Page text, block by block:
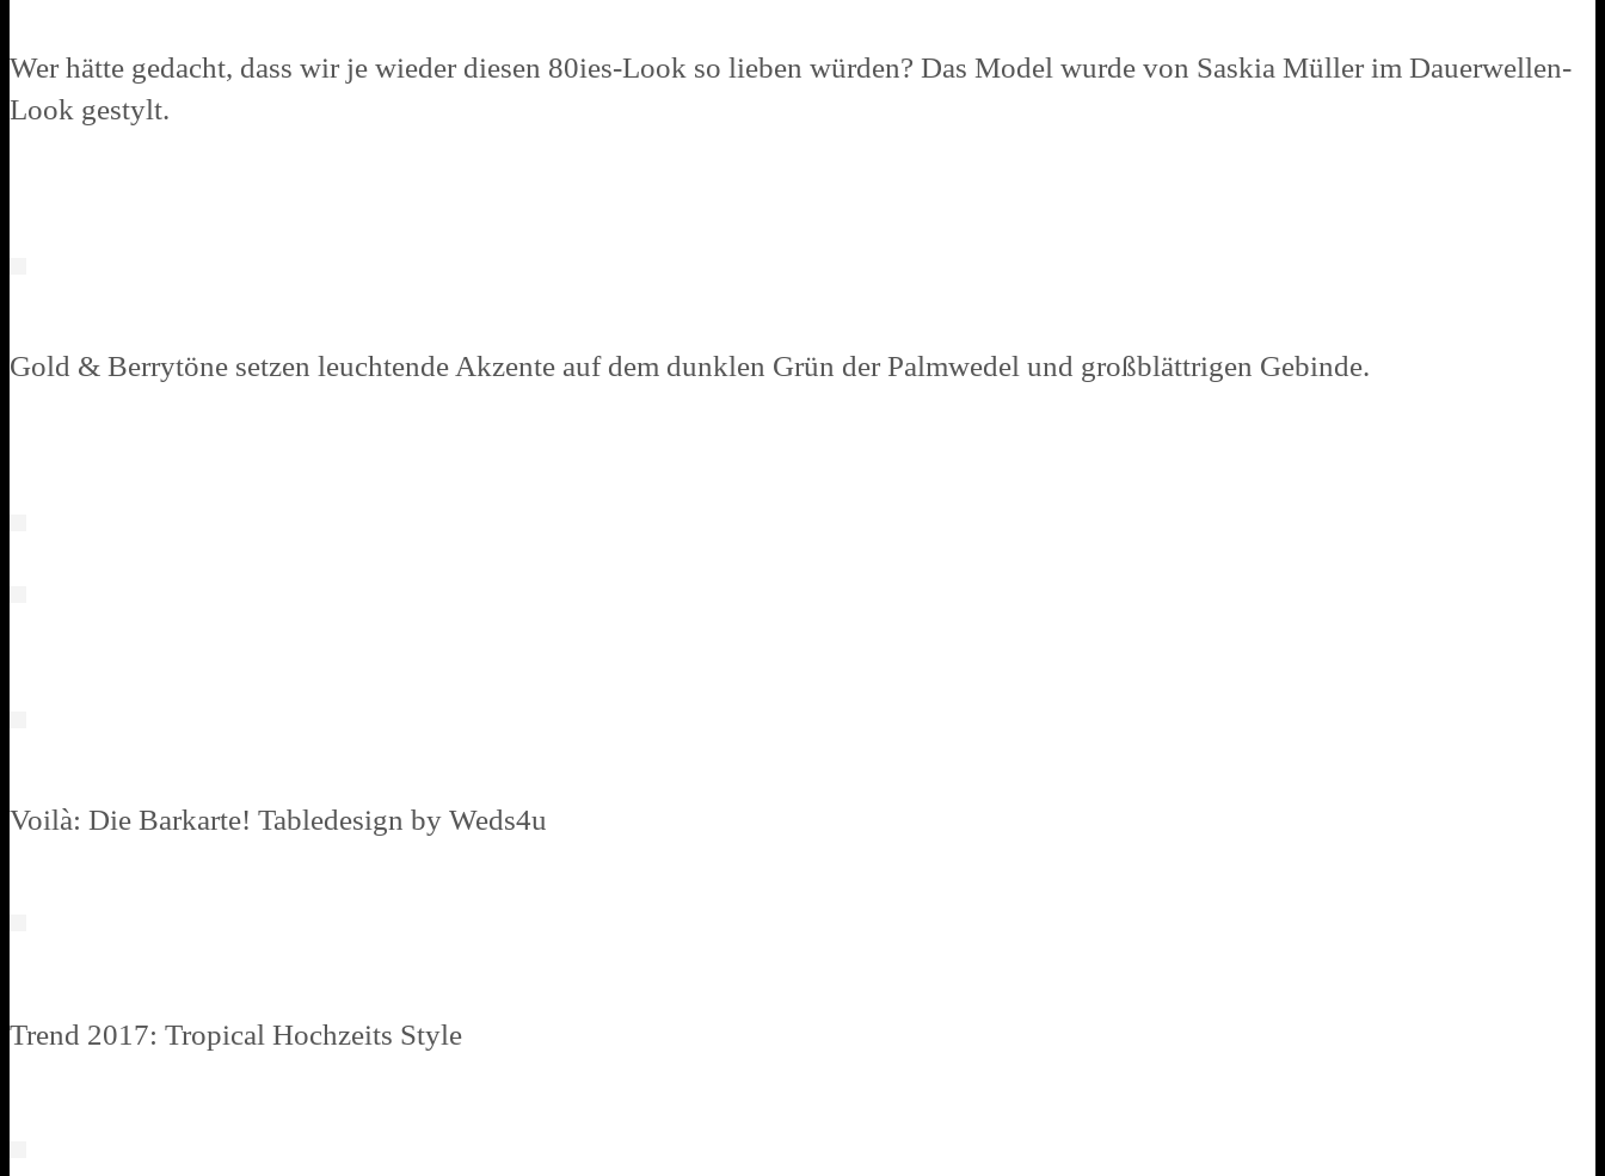
Wer hätte gedacht, dass wir je wieder diesen 80ies-Look so lieben würden? Das Model wurde von Saskia Müller im Dauerwellen-
Look gestylt.
Gold & Berrytöne setzen leuchtende Akzente auf dem dunklen Grün der Palmwedel und großblättrigen Gebinde.
Voilà: Die Barkarte! Tabledesign by Weds4u
Trend 2017: Tropical Hochzeits Style